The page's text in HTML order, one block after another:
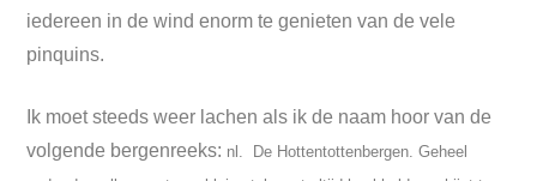
iedereen in de wind enorm te genieten van de vele
pinquins.
Ik moet steeds weer lachen als ik de naam hoor van de
volgende bergenreeks: nl. De Hottentottenbergen. Geheel